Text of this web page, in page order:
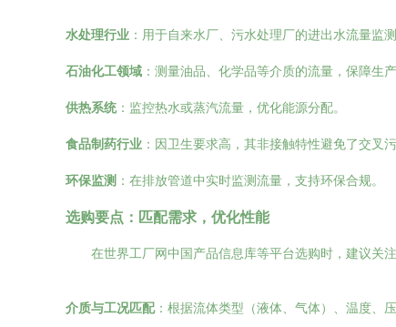
水处理行业 ：用于自来水厂、污水处理厂的进出水流量监
石油化工领域 ：测量油品、化学品等介质的流量，保障生
供热系统：监控热水或蒸汽流量，优化能源分配。
食品制药行业 ：因卫生要求高，其非接触特性避免了交叉
环保监测 ：在排放管道中实时监测流量，支持环保合规。
选购要点：匹配需求，优化性能
在世界工厂网中国产品信息库等平台选购时，建议关注
介质与工况匹配：根据流体类型（液体、气体）、温度、